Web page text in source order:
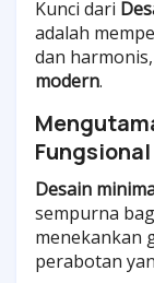
Kunci dari
adalah
dan
modern.
Fungsional
Desain
sempurna
menekankan
perabotan